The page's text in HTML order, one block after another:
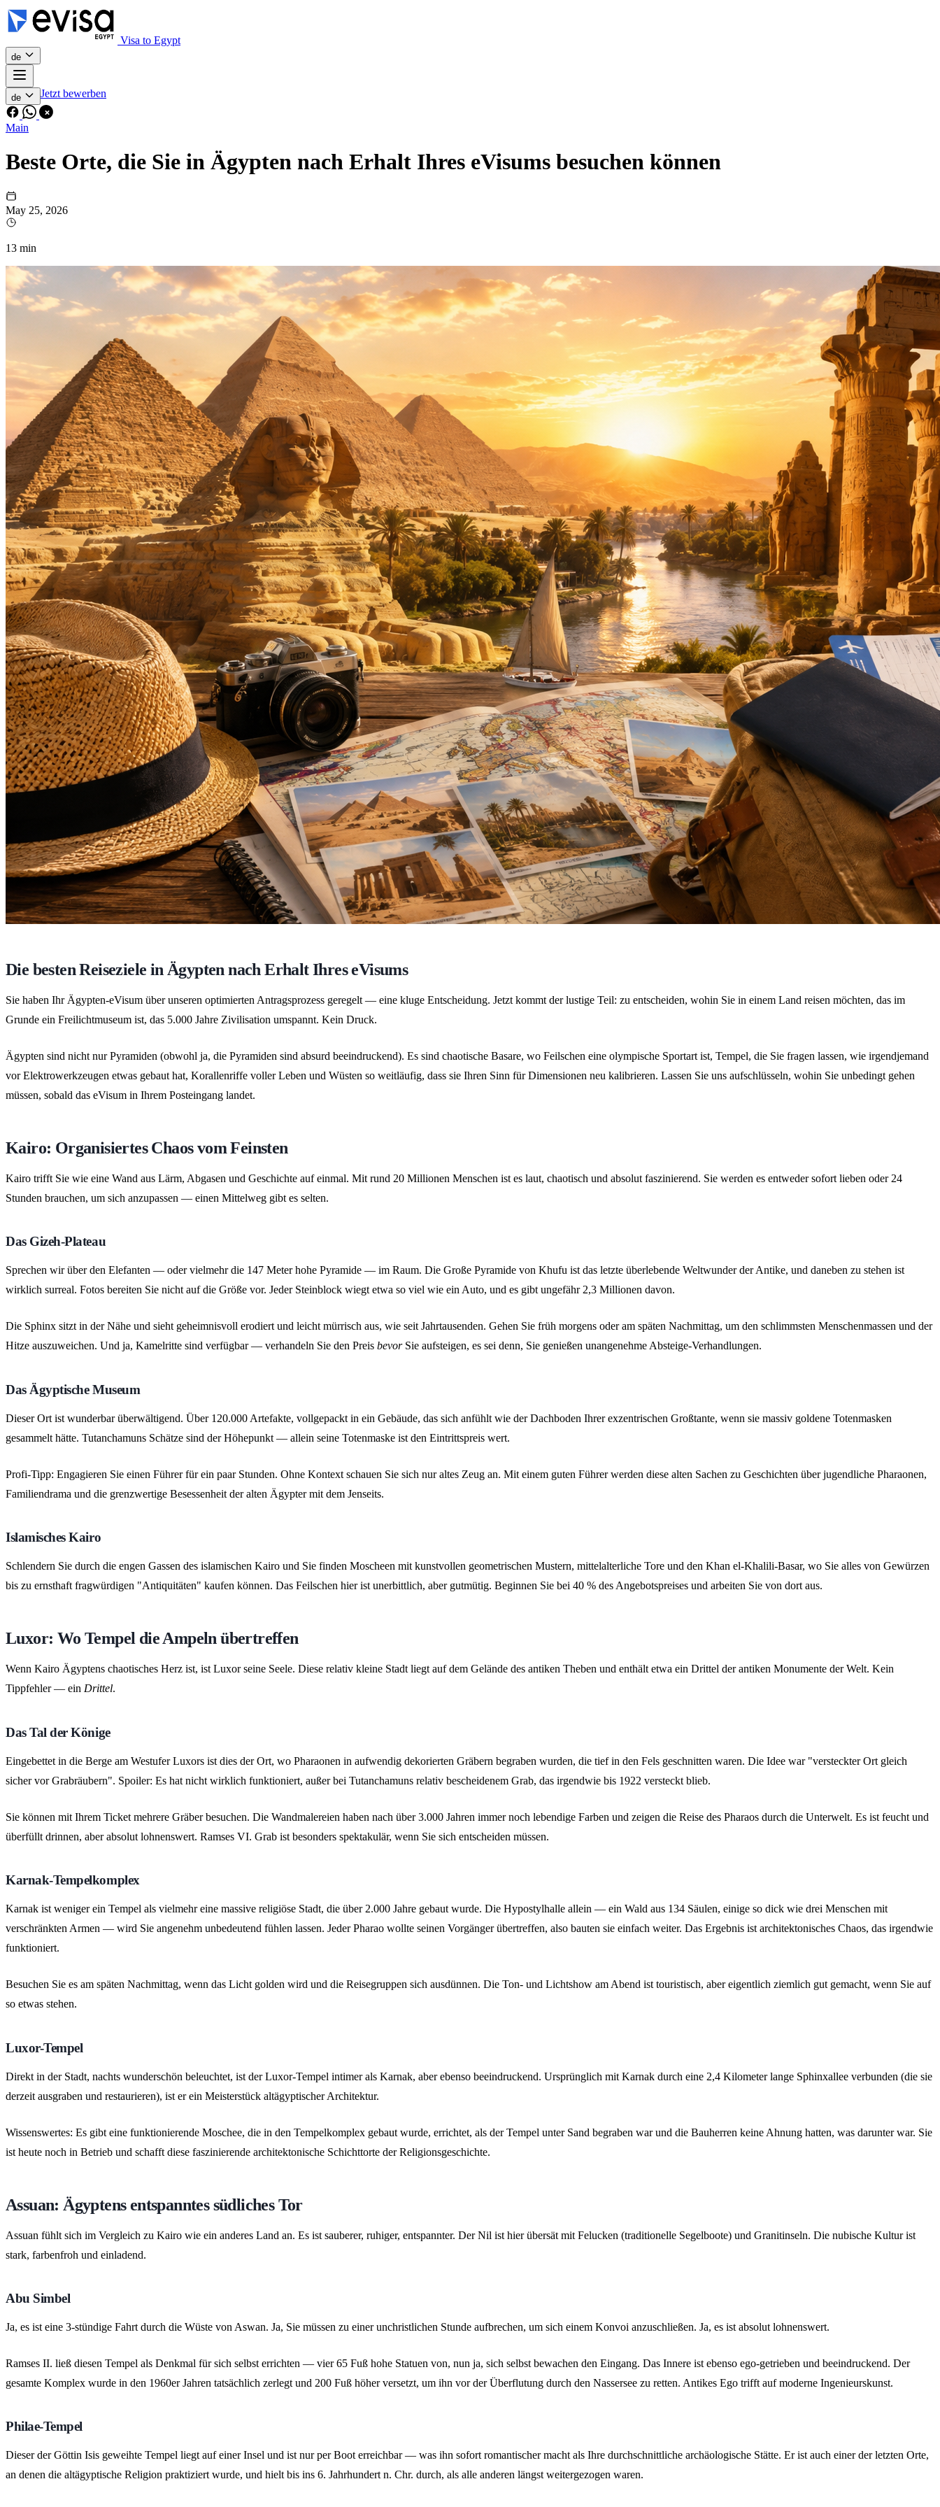
Visa to Egypt
de
de Jetzt bewerben
Main
Beste Orte, die Sie in Ägypten nach Erhalt Ihres eVisums besuchen können
May 25, 2026
13 min
Die besten Reiseziele in Ägypten nach Erhalt Ihres eVisums
Sie haben Ihr Ägypten-eVisum über unseren optimierten Antragsprozess geregelt — eine kluge Entscheidung. Jetzt kommt der lustige Teil: zu entscheiden, wohin Sie in einem Land reisen möchten, das im
Grunde ein Freilichtmuseum ist, das 5.000 Jahre Zivilisation umspannt. Kein Druck.
Ägypten sind nicht nur Pyramiden (obwohl ja, die Pyramiden sind absurd beeindruckend). Es sind chaotische Basare, wo Feilschen eine olympische Sportart ist, Tempel, die Sie fragen lassen, wie irgendjemand
vor Elektrowerkzeugen etwas gebaut hat, Korallenriffe voller Leben und Wüsten so weitläufig, dass sie Ihren Sinn für Dimensionen neu kalibrieren. Lassen Sie uns aufschlüsseln, wohin Sie unbedingt gehen
müssen, sobald das eVisum in Ihrem Posteingang landet.
Kairo: Organisiertes Chaos vom Feinsten
Kairo trifft Sie wie eine Wand aus Lärm, Abgasen und Geschichte auf einmal. Mit rund 20 Millionen Menschen ist es laut, chaotisch und absolut faszinierend. Sie werden es entweder sofort lieben oder 24
Stunden brauchen, um sich anzupassen — einen Mittelweg gibt es selten.
Das Gizeh-Plateau
Sprechen wir über den Elefanten — oder vielmehr die 147 Meter hohe Pyramide — im Raum. Die Große Pyramide von Khufu ist das letzte überlebende Weltwunder der Antike, und daneben zu stehen ist
wirklich surreal. Fotos bereiten Sie nicht auf die Größe vor. Jeder Steinblock wiegt etwa so viel wie ein Auto, und es gibt ungefähr 2,3 Millionen davon.
Die Sphinx sitzt in der Nähe und sieht geheimnisvoll erodiert und leicht mürrisch aus, wie seit Jahrtausenden. Gehen Sie früh morgens oder am späten Nachmittag, um den schlimmsten Menschenmassen und der
Hitze auszuweichen. Und ja, Kamelritte sind verfügbar — verhandeln Sie den Preis bevorSie aufsteigen, es sei denn, Sie genießen unangenehme Absteige-Verhandlungen.
Das Ägyptische Museum
Dieser Ort ist wunderbar überwältigend. Über 120.000 Artefakte, vollgepackt in ein Gebäude, das sich anfühlt wie der Dachboden Ihrer exzentrischen Großtante, wenn sie massiv goldene Totenmasken
gesammelt hätte. Tutanchamuns Schätze sind der Höhepunkt — allein seine Totenmaske ist den Eintrittspreis wert.
Profi-Tipp: Engagieren Sie einen Führer für ein paar Stunden. Ohne Kontext schauen Sie sich nur altes Zeug an. Mit einem guten Führer werden diese alten Sachen zu Geschichten über jugendliche Pharaonen,
Familiendrama und die grenzwertige Besessenheit der alten Ägypter mit dem Jenseits.
Islamisches Kairo
Schlendern Sie durch die engen Gassen des islamischen Kairo und Sie finden Moscheen mit kunstvollen geometrischen Mustern, mittelalterliche Tore und den Khan el-Khalili-Basar, wo Sie alles von Gewürzen
bis zu ernsthaft fragwürdigen "Antiquitäten" kaufen können. Das Feilschen hier ist unerbittlich, aber gutmütig. Beginnen Sie bei 40 % des Angebotspreises und arbeiten Sie von dort aus.
Luxor: Wo Tempel die Ampeln übertreffen
Wenn Kairo Ägyptens chaotisches Herz ist, ist Luxor seine Seele. Diese relativ kleine Stadt liegt auf dem Gelände des antiken Theben und enthält etwa ein Drittel der antiken Monumente der Welt. Kein
Tippfehler — ein Drittel.
Das Tal der Könige
Eingebettet in die Berge am Westufer Luxors ist dies der Ort, wo Pharaonen in aufwendig dekorierten Gräbern begraben wurden, die tief in den Fels geschnitten waren. Die Idee war "versteckter Ort gleich
sicher vor Grabräubern". Spoiler: Es hat nicht wirklich funktioniert, außer bei Tutanchamuns relativ bescheidenem Grab, das irgendwie bis 1922 versteckt blieb.
Sie können mit Ihrem Ticket mehrere Gräber besuchen. Die Wandmalereien haben nach über 3.000 Jahren immer noch lebendige Farben und zeigen die Reise des Pharaos durch die Unterwelt. Es ist feucht und
überfüllt drinnen, aber absolut lohnenswert. Ramses VI. Grab ist besonders spektakulär, wenn Sie sich entscheiden müssen.
Karnak-Tempelkomplex
Karnak ist weniger ein Tempel als vielmehr eine massive religiöse Stadt, die über 2.000 Jahre gebaut wurde. Die Hypostylhalle allein — ein Wald aus 134 Säulen, einige so dick wie drei Menschen mit
verschränkten Armen — wird Sie angenehm unbedeutend fühlen lassen. Jeder Pharao wollte seinen Vorgänger übertreffen, also bauten sie einfach weiter. Das Ergebnis ist architektonisches Chaos, das irgendwie
funktioniert.
Besuchen Sie es am späten Nachmittag, wenn das Licht golden wird und die Reisegruppen sich ausdünnen. Die Ton- und Lichtshow am Abend ist touristisch, aber eigentlich ziemlich gut gemacht, wenn Sie auf
so etwas stehen.
Luxor-Tempel
Direkt in der Stadt, nachts wunderschön beleuchtet, ist der Luxor-Tempel intimer als Karnak, aber ebenso beeindruckend. Ursprünglich mit Karnak durch eine 2,4 Kilometer lange Sphinxallee verbunden (die sie
derzeit ausgraben und restaurieren), ist er ein Meisterstück altägyptischer Architektur.
Wissenswertes: Es gibt eine funktionierende Moschee, die in den Tempelkomplex gebaut wurde, errichtet, als der Tempel unter Sand begraben war und die Bauherren keine Ahnung hatten, was darunter war. Sie
ist heute noch in Betrieb und schafft diese faszinierende architektonische Schichttorte der Religionsgeschichte.
Assuan: Ägyptens entspanntes südliches Tor
Assuan fühlt sich im Vergleich zu Kairo wie ein anderes Land an. Es ist sauberer, ruhiger, entspannter. Der Nil ist hier übersät mit Felucken (traditionelle Segelboote) und Granitinseln. Die nubische Kultur ist
stark, farbenfroh und einladend.
Abu Simbel
Ja, es ist eine 3-stündige Fahrt durch die Wüste von Aswan. Ja, Sie müssen zu einer unchristlichen Stunde aufbrechen, um sich einem Konvoi anzuschließen. Ja, es ist absolut lohnenswert.
Ramses II. ließ diesen Tempel als Denkmal für sich selbst errichten — vier 65 Fuß hohe Statuen von, nun ja, sich selbst bewachen den Eingang. Das Innere ist ebenso ego-getrieben und beeindruckend. Der
gesamte Komplex wurde in den 1960er Jahren tatsächlich zerlegt und 200 Fuß höher versetzt, um ihn vor der Überflutung durch den Nassersee zu retten. Antikes Ego trifft auf moderne Ingenieurskunst.
Philae-Tempel
Dieser der Göttin Isis geweihte Tempel liegt auf einer Insel und ist nur per Boot erreichbar — was ihn sofort romantischer macht als Ihre durchschnittliche archäologische Stätte. Er ist auch einer der letzten Orte,
an denen die altägyptische Religion praktiziert wurde, und hielt bis ins 6. Jahrhundert n. Chr. durch, als alle anderen längst weitergezogen waren.